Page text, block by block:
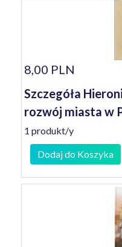
8,00 PLN
Szczegóła
rozwój miasta w
1 produkt/y
Dodaj do Koszyka